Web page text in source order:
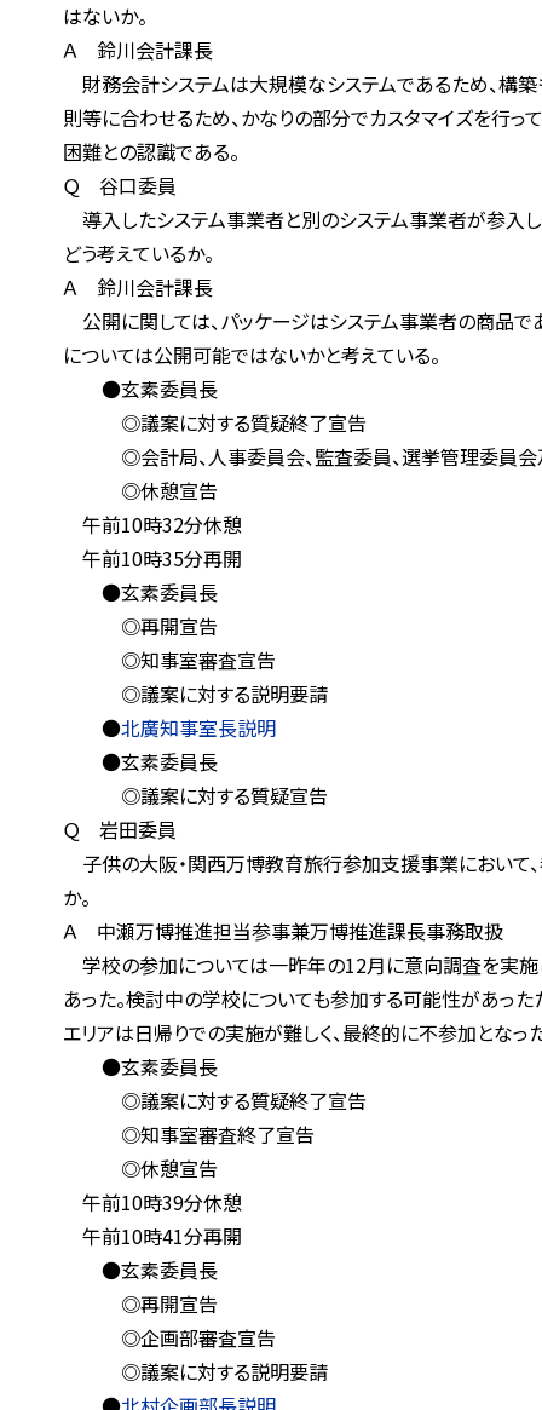
はないか。
Ａ 鈴川会計課長
財務会計システムは大規模なシステムであるため、構築も
則等に合わせるため、かなりの部分でカスタマイズを行っ
困難との認識である。
Ｑ 谷口委員
導入したシステム事業者と別のシステム事業者が参入しや
どう考えているか。
Ａ 鈴川会計課長
公開に関しては、パッケージはシステム事業者の商品であ
については公開可能ではないかと考えている。
●玄素委員長
◎議案に対する質疑終了宣告
◎会計局、人事委員会、監査委員、選挙管理委員会
◎休憩宣告
午前10時32分休憩
午前10時35分再開
●玄素委員長
◎再開宣告
◎知事室審査宣告
◎議案に対する説明要請
●北廣知事室長説明
●玄素委員長
◎議案に対する質疑宣告
Ｑ 岩田委員
子供の大阪・関西万博教育旅行参加支援事業において、
か。
Ａ 中瀬万博推進担当参事兼万博推進課長事務取扱
学校の参加については一昨年の12月に意向調査を実施した
あった。検討中の学校についても参加する可能性があった
エリアは日帰りでの実施が難しく、最終的に不参加となっ
●玄素委員長
◎議案に対する質疑終了宣告
◎知事室審査終了宣告
◎休憩宣告
午前10時39分休憩
午前10時41分再開
●玄素委員長
◎再開宣告
◎企画部審査宣告
◎議案に対する説明要請